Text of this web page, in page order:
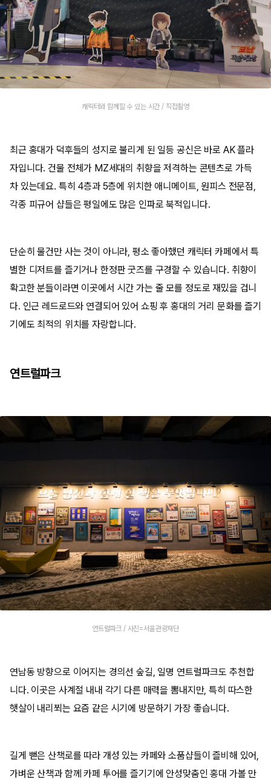
캐릭터와 함께할 수 있는 시간 / 직접촬영
최근 홍대가 덕후들의 성지로 불리게 된 일등 공신은 바로 AK 플라
자입니다. 건물 전체가 MZ세대의 취향을 저격하는 콘텐츠로 가득
차 있는데요. 특히 4층과 5층에 위치한 애니메이트, 원피스 전문점,
각종 피규어 샵들은 평일에도 많은 인파로 북적입니다.
단순히 물건만 사는 것이 아니라, 평소 좋아했던 캐릭터 카페에서 특
별한 디저트를 즐기거나 한정판 굿즈를 구경할 수 있습니다. 취향이
확고한 분들이라면 이곳에서 시간 가는 줄 모를 정도로 재밌을 겁니
다. 인근 레드로드와 연결되어 있어 쇼핑 후 홍대의 거리 문화를 즐기
기에도 최적의 위치를 자랑합니다.
연트럴파크
연트럴파크 / 사진=서울관광재단
연남동 방향으로 이어지는 경의선 숲길, 일명 연트럴파크도 추천합
니다. 이곳은 사계절 내내 각기 다른 매력을 뽐내지만, 특히 따스한
햇살이 내리쬐는 요즘 같은 시기에 방문하기 가장 좋습니다.
길게 뻗은 산책로를 따라 개성 있는 카페와 소품샵들이 즐비해 있어,
가벼운 산책과 함께 카페 투어를 즐기기에 안성맞춤인 홍대 가볼 만